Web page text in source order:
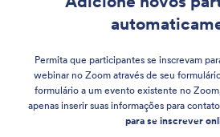
Permita que participantes se inscrevam
webinar no Zoom através de seu
formulário a um evento existente no
apenas inserir suas informações para
para se inscrever